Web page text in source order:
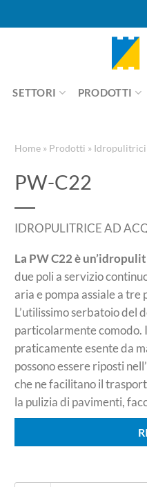
SETTORI PRODOTTI
Home » Prodotti » Idropulitrici
PW-C22
IDROPULITRICE AD
La PW C22 è
due poli a servizio
aria e pompa assiale a tre
L’utilissimo serbatoio del
particolarmente comodo.
praticamente esente da
possono essere riposti
che ne facilitano il
la pulizia di pavimenti,